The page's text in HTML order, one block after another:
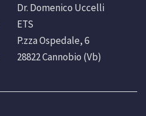
Dr. Domenico Uccelli
ETS
P.zza Ospedale, 6
28822 Cannobio (Vb)